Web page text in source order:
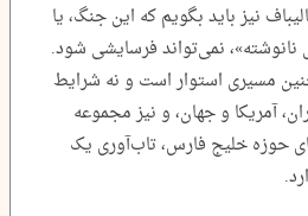
نیز باید بگویم که این جنگ، یا
نمی‌تواند فرسایشی شود.
مسیری استوار است و نه شرایط
آمریکا و جهان، و نیز مجموعه
حوزه خلیج فارس، تاب‌آوری یک